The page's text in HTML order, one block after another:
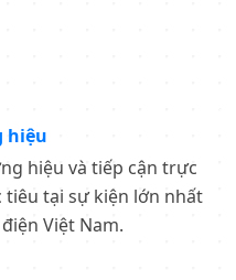
hiệu
hiệu và tiếp cận trực
tại sự kiện lớn nhất
Việt Nam.